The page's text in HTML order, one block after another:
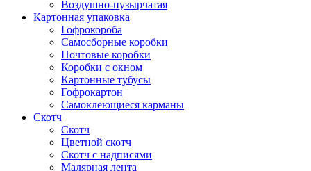
Воздушно-пузырчатая
Картонная упаковка
Гофрокороба
Самосборные коробки
Почтовые коробки
Коробки с окном
Картонные тубусы
Гофрокартон
Самоклеющиеся карманы
Скотч
Скотч
Цветной скотч
Скотч с надписями
Малярная лента